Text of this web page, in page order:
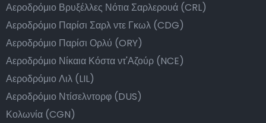
Αεροδρόμιο Βρυξέλλες Νότια Σαρλερουά (CRL)
Αεροδρόμιο Παρίσι Σαρλ ντε Γκωλ (CDG)
Αεροδρόμιο Παρίσι Ορλύ (ORY)
Αεροδρόμιο Νίκαια Κόστα ντ'Αζούρ (NCE)
Αεροδρόμιο Λιλ (LIL)
Αεροδρόμιο Ντίσελντορφ (DUS)
Κολωνία (CGN)